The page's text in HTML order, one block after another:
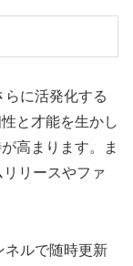
に活発化する
と才能を生かし
高まります。ま
リースやファ
ネルで随時更新